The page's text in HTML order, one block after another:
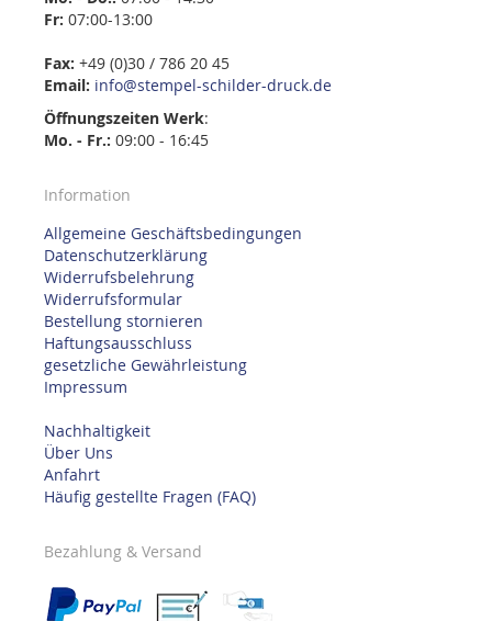
Fr: 07:00-13:00
Fax: +49 (0)30 / 786 20 45
Email: info@stempel-schilder-druck.de
Öffnungszeiten Werk:
Mo. - Fr.: 09:00 - 16:45
Information
Allgemeine Geschäftsbedingungen
Datenschutzerklärung
Widerrufsbelehrung
Widerrufsformular
Bestellung stornieren
Haftungsausschluss
gesetzliche Gewährleistung
Impressum
Nachhaltigkeit
Über Uns
Anfahrt
Häufig gestellte Fragen (FAQ)
Bezahlung & Versand